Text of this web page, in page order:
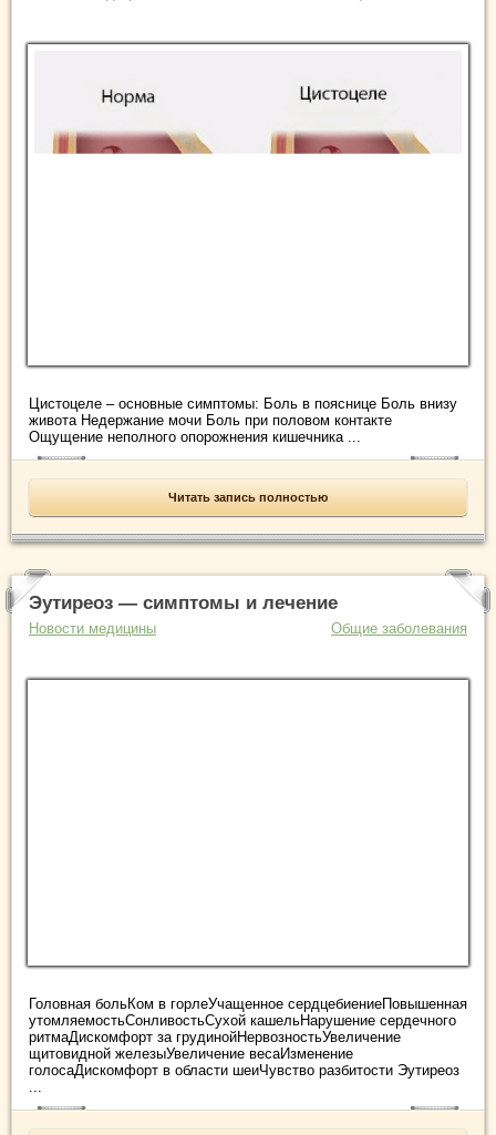
Цистоцеле – основные симптомы: Боль в пояснице Боль внизу
живота Недержание мочи Боль при половом контакте
Ощущение неполного опорожнения кишечника ...
Читать запись полностью
Эутиреоз — симптомы и лечение
Новости медицины Общие заболевания
Головная больКом в горлеУчащенное сердцебиениеПовышенная
утомляемостьСонливостьСухой кашельНарушение сердечного
ритмаДискомфорт за грудинойНервозностьУвеличение
щитовидной железыУвеличение весаИзменение
голосаДискомфорт в области шеиЧувство разбитости Эутиреоз